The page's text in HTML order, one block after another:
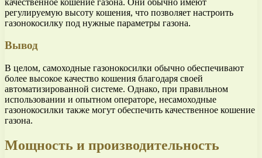
регулируемую высоту кошения, что позволяет настроить
газонокосилку под нужные параметры газона.
Вывод
В целом, самоходные газонокосилки обычно обеспечивают
более высокое качество кошения благодаря своей
автоматизированной системе. Однако, при правильном
использовании и опытном операторе, несамоходные
газонокосилки также могут обеспечить качественное кошение
газона.
Мощность и производительность